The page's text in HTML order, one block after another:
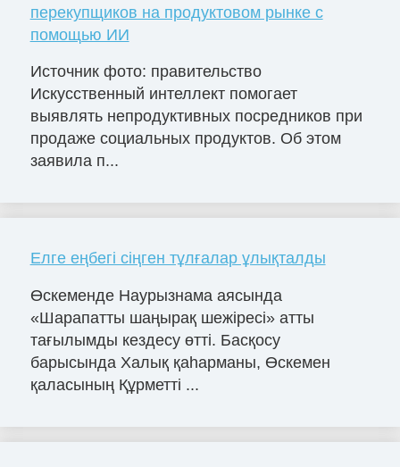
перекупщиков на продуктовом рынке с
помощью ИИ
Источник фото: правительство
Искусственный интеллект помогает
выявлять непродуктивных посредников при
продаже социальных продуктов. Об этом
заявила п...
Елге еңбегі сіңген тұлғалар ұлықталды
Өскеменде Наурызнама аясында
«Шарапатты шаңырақ шежіресі» атты
тағылымды кездесу өтті. Басқосу
барысында Халық қаһарманы, Өскемен
қаласының Құрметті ...